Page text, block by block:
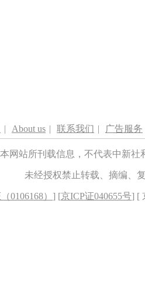
| About us | 联系我们 | 广告服务
本网站所刊载信息，不代表中新
未经授权禁止转载、摘编、
0106168） ] [京ICP证040655号] [